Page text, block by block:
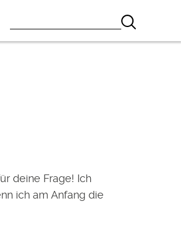
deine Frage! Ich
ich am Anfang die